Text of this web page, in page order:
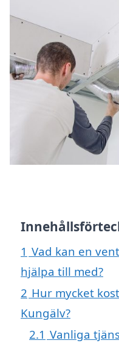
1 Vad kan en
hjälpa till med?
2 Hur mycket
Kungälv?
2.1 Vanliga